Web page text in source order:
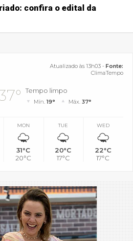
confira o edital da
Atualizado às 13h03 - Fonte:
ClimaTempo
Tempo limpo
Mín.19° Máx. 37°
MON
31°C
20°C
TUE
20°C
17°C
WED
22°C
17°C